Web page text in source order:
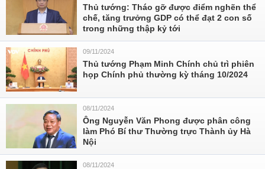
Thủ tướng: Tháo gỡ được điểm nghẽn thể
chế, tăng trưởng GDP có thể đạt 2 con số
trong những thập kỷ tới
09/11/2024
Thủ tướng Phạm Minh Chính chủ trì phiên
họp Chính phủ thường kỳ tháng 10/2024
08/11/2024
Ông Nguyễn Văn Phong được phân công
làm Phó Bí thư Thường trực Thành ủy Hà
Nội
08/11/2024